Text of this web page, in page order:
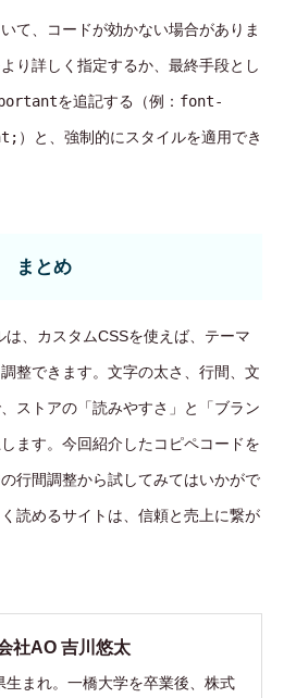
て、コードが効かない場合がありま
り詳しく指定するか、最終手段とし
を追記する（例： font-
）と、強制的にスタイルを適用でき
まとめ
、カスタムCSSを使えば、テーマ
整できます。文字の太さ、行間、文
ストアの「読みやすさ」と「ブラン
ます。今回紹介したコピペコードを
行間調整から試してみてはいかがで
読めるサイトは、信頼と売上に繋が
社AO 吉川悠太
生まれ。一橋大学を卒業後、株式